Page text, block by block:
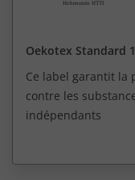
Oekotex Standard
Ce label garantit la
contre les
indépendants